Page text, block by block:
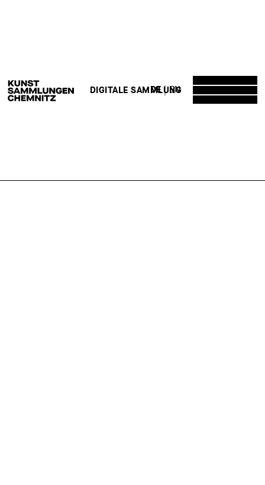
DE EN
DIGITALE SAMMLUNG